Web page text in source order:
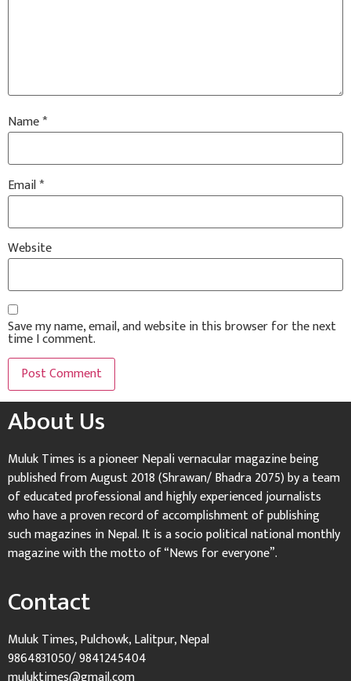
Name*
Email*
Website
Save my name, email, and website in this browser for the next
time I comment.
About Us
Muluk Times is a pioneer Nepali vernacular magazine being
published from August 2018 (Shrawan/ Bhadra 2075) by a team
of educated professional and highly experienced journalists
who have a proven record of accomplishment of publishing
such magazines in Nepal. It is a socio political national monthly
magazine with the motto of “News for everyone”.
Contact
Muluk Times, Pulchowk, Lalitpur, Nepal
9864831050/ 9841245404